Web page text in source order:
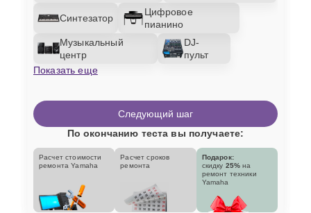
Синтезатор
Цифровое
пианино
Музыкальный
центр
DJ-
пульт
Показать еще
Следующий шаг
По окончанию теста вы получаете:
Расчет стоимости
ремонта Yamaha
Расчет сроков
ремонта
Подарок:
скидку 25% на
ремонт техники
Yamaha